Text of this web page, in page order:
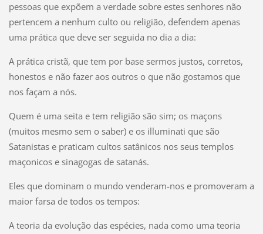
pessoas que expõem a verdade sobre estes senhores não
pertencem a nenhum culto ou religião, defendem apenas
uma prática que deve ser seguida no dia a dia:
A prática cristã, que tem por base sermos justos, corretos,
honestos e não fazer aos outros o que não gostamos que
nos façam a nós.
Quem é uma seita e tem religião são sim; os maçons
(muitos mesmo sem o saber) e os illuminati que são
Satanistas e praticam cultos satânicos nos seus templos
maçonicos e sinagogas de satanás.
Eles que dominam o mundo venderam-nos e promoveram a
maior farsa de todos os tempos:
A teoria da evolução das espécies, nada como uma teoria